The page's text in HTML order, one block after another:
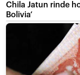
Chila Jatun rinde
Bolivia’